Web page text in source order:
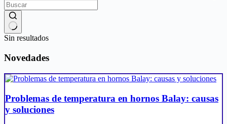
Sin resultados
Novedades
Problemas de temperatura en hornos Balay: causas
y soluciones